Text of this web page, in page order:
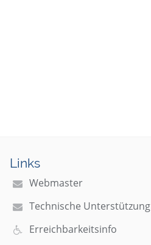
Links
Webmaster
Technische Unterstützung
Erreichbarkeitsinfo